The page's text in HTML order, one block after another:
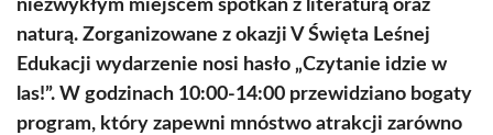
niezwykłym miejscem spotkań z literaturą oraz
naturą. Zorganizowane z okazji V Święta Leśnej
Edukacji wydarzenie nosi hasło „Czytanie idzie w
las!”. W godzinach 10:00-14:00 przewidziano bogaty
program, który zapewni mnóstwo atrakcji zarówno